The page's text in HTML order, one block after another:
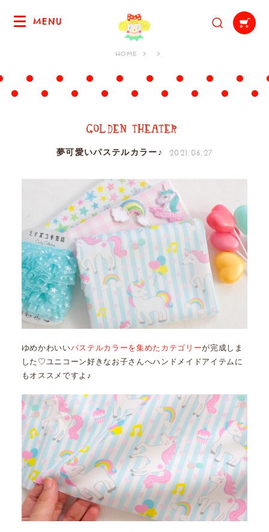
MENU
HOME
夢可愛いパステルカラー♪ 2021.06.27
ゆめかわいいパステルカラーを集めたカテゴリーが完成しま
した♡ユニコーン好きなお子さんへハンドメイドアイテムに
もオススメですよ♪